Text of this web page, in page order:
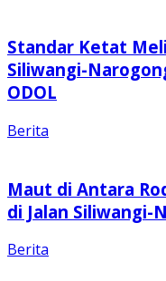
Standar Ketat
Siliwangi-
ODOL
Berita
Maut di Antara
di Jalan Siliwangi-
Berita